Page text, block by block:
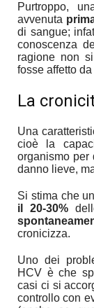
Purtroppo,
avvenuta
di sangue;
conoscenza
ragione non
fosse affetto
La
Una
cioè la
organismo per
danno lieve,
Si stima che
il 20-30%
cronicizza.
Uno dei
HCV è che
casi ci si
controllo con